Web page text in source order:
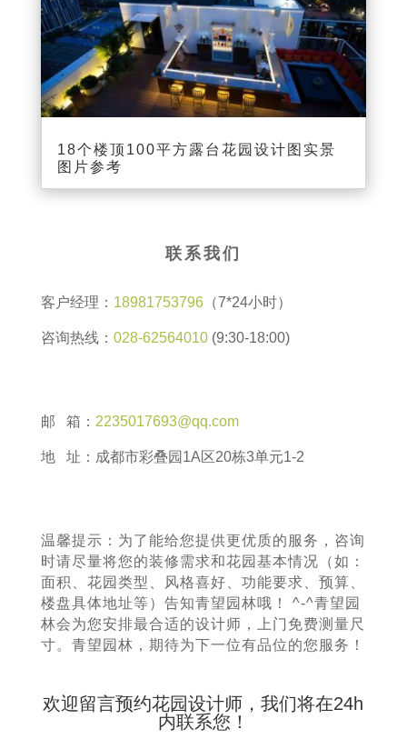
18个楼顶100平方露台花园设计图实景
图片参考
联系我们
客户经理： 18981753796（7*24小时）
咨询热线： 028-62564010(9:30-18:00)
邮 箱： 2235017693@qq.com
地 址：成都市彩叠园1A区20栋3单元1-2
温馨提示：为了能给您提供更优质的服务，咨询
时请尽量将您的装修需求和花园基本情况（如：
面积、花园类型、风格喜好、功能要求、预算、
楼盘具体地址等）告知青望园林哦！ ^-^青望园
林会为您安排最合适的设计师，上门免费测量尺
寸。青望园林，期待为下一位有品位的您服务！
欢迎留言预约花园设计师，我们将在24h
内联系您！